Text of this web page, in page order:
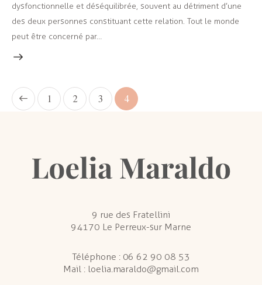
dysfonctionnelle et déséquilibrée, souvent au détriment d’une
des deux personnes constituant cette relation. Tout le monde
peut être concerné par…
1 2 3 4
9 rue des Fratellini
94170 Le Perreux-sur Marne
Téléphone : 06 62 90 08 53
Mail : loelia.maraldo@gmail.com